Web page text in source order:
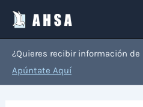
contenido
¿Quieres recibir información de
Apúntate Aquí